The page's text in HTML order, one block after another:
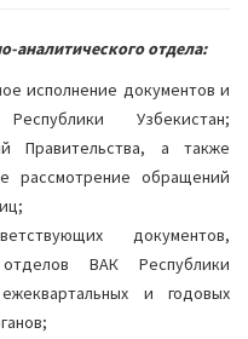
отдела:
исполнение документов и
Узбекистан;
Правительства, а также
рассмотрение обращений
документов,
ВАК Республики
и годовых